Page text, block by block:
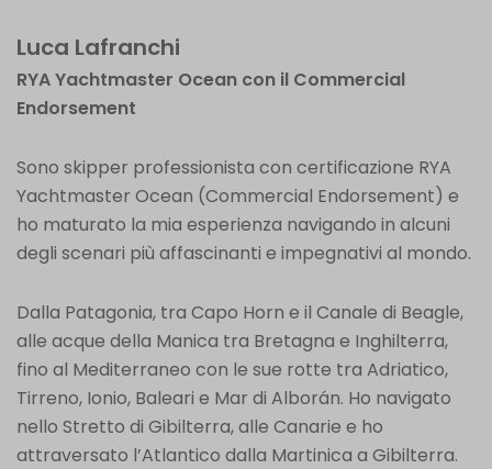
Luca Lafranchi
RYA Yachtmaster Ocean con il Commercial
Endorsement
Sono skipper professionista con certificazione RYA
Yachtmaster Ocean (Commercial Endorsement) e
ho maturato la mia esperienza navigando in alcuni
degli scenari più affascinanti e impegnativi al mondo.
Dalla Patagonia, tra Capo Horn e il Canale di Beagle,
alle acque della Manica tra Bretagna e Inghilterra,
fino al Mediterraneo con le sue rotte tra Adriatico,
Tirreno, Ionio, Baleari e Mar di Alborán. Ho navigato
nello Stretto di Gibilterra, alle Canarie e ho
attraversato l’Atlantico dalla Martinica a Gibilterra.